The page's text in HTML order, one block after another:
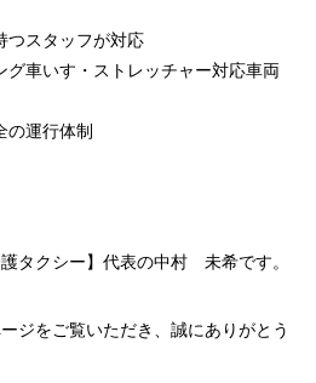
つスタッフが対応
グ車いす・ストレッチャー対応車両
の運行体制
タクシー】代表の中村 未希です。
ジをご覧いただき、誠にありがとう